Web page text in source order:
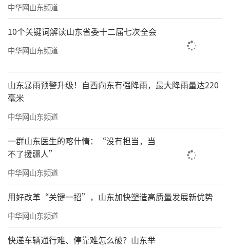
营时做到不烧明火、随手清理垃圾、规范停放
车辆，共同呵护公共绿地。
（来源：德州日报
责任编辑：李煐頔
中华网山东频道
10个关键词解读山东省委十二届七次全会
中华网山东频道
山东暴雨预警升级！自西向东有强降雨，最大降雨量达220
毫米
中华网山东频道
一群山东医生的喀什情：“没有担当，当
不了援疆人”
中华网山东频道
用好改革“关键一招”，山东加快塑造高质量发展新优势
中华网山东频道
快递车辆通行难、停靠难怎么破？山东举